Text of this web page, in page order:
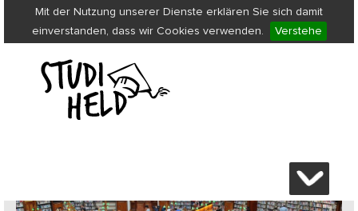
Mit der Nutzung unserer Dienste erklären Sie sich damit
einverstanden, dass wir Cookies verwenden.
Verstehe